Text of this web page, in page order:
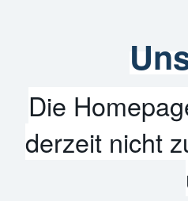
Die
derzeit nicht